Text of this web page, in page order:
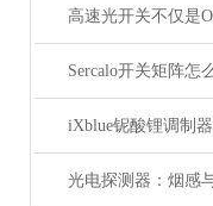
iXblue铌酸锂调制器